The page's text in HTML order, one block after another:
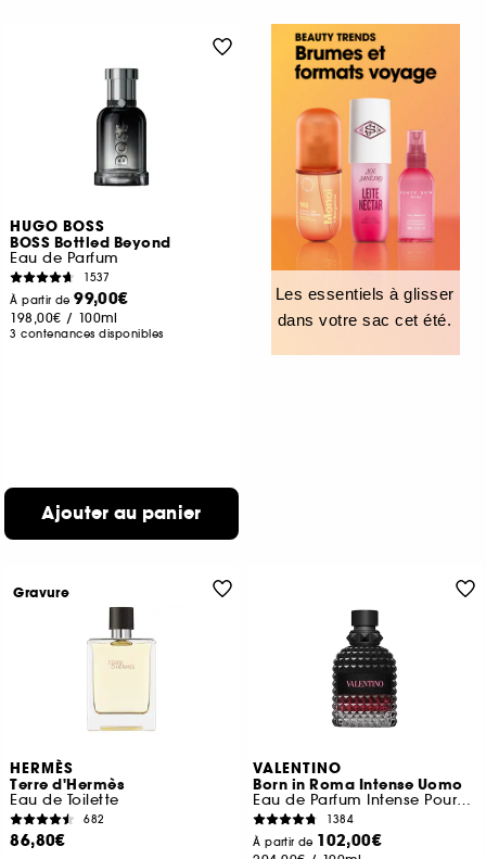
HUGO BOSS
BOSS Bottled Beyond
Eau de Parfum
1537
À partir de99,00€
198,00€ / 100ml
3 contenances disponibles
Ajouter au panier
Les essentiels à glisser
dans votre sac cet été.
HERMÈS
Terre d'Hermès
Eau de Toilette
682
86,80€
Gravure
VALENTINO
Born in Roma Intense Uomo
Eau de Parfum Intense Pour Lui Fougère Ambrée
1384
À partir de 102,00€